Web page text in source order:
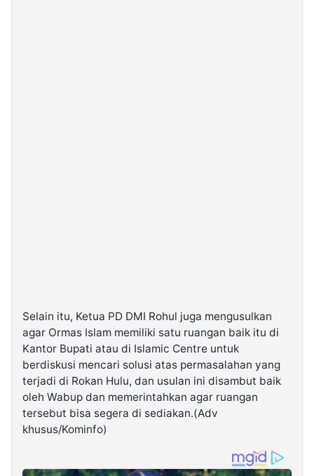
Selain itu, Ketua PD DMI Rohul juga mengusulkan
agar Ormas Islam memiliki satu ruangan baik itu di
Kantor Bupati atau di Islamic Centre untuk
berdiskusi mencari solusi atas permasalahan yang
terjadi di Rokan Hulu, dan usulan ini disambut baik
oleh Wabup dan memerintahkan agar ruangan
tersebut bisa segera di sediakan.(Adv
khusus/Kominfo)